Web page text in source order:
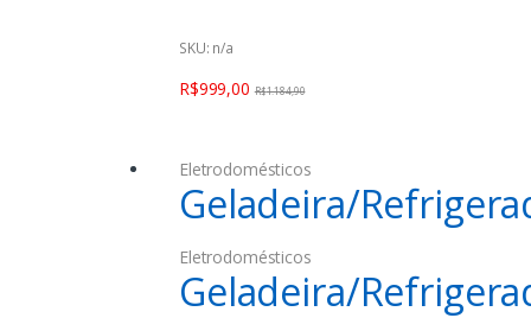
SKU: n/a
R$999,00 R$1.184,90
Eletrodomésticos
Geladeira/
Eletrodomésticos
Geladeira/